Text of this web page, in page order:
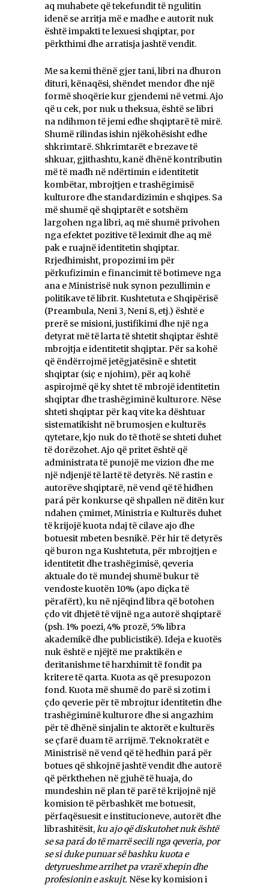
aq muhabete që tekefundit të ngulitin
idenë se arritja më e madhe e autorit nuk
është impakti te lexuesi shqiptar, por
përkthimi dhe arratisja jashtë vendit.
Me sa kemi thënë gjer tani, libri na dhuron
dituri, kënaqësi, shëndet mendor dhe një
formë shoqërie kur gjendemi në vetmi. Ajo
që u cek, por nuk u theksua, është se libri
na ndihmon të jemi edhe shqiptarë të mirë.
Shumë rilindas ishin njëkohësisht edhe
shkrimtarë. Shkrimtarët e brezave të
shkuar, gjithashtu, kanë dhënë kontributin
më të madh në ndërtimin e identitetit
kombëtar, mbrojtjen e trashëgimisë
kulturore dhe standardizimin e shqipes. Sa
më shumë që shqiptarët e sotshëm
largohen nga libri, aq më shumë privohen
nga efektet pozitive të leximit dhe aq më
pak e ruajnë identitetin shqiptar.
Rrjedhimisht, propozimi im për
përkufizimin e financimit të botimeve nga
ana e Ministrisë nuk synon pezullimin e
politikave të librit. Kushtetuta e Shqipërisë
(Preambula, Neni 3, Neni 8, etj.) është e
prerë se misioni, justifikimi dhe një nga
detyrat më të larta të shtetit shqiptar është
mbrojtja e identitetit shqiptar. Për sa kohë
që ëndërrojmë jetëgjatësinë e shtetit
shqiptar (siç e njohim), për aq kohë
aspirojmë që ky shtet të mbrojë identitetin
shqiptar dhe trashëgiminë kulturore. Nëse
shteti shqiptar për kaq vite ka dështuar
sistematikisht në brumosjen e kulturës
qytetare, kjo nuk do të thotë se shteti duhet
të dorëzohet. Ajo që pritet është që
administrata të punojë me vizion dhe me
një ndjenjë të lartë të detyrës. Në rastin e
autorëve shqiptarë, në vend që të hidhen
pará për konkurse që shpallen në ditën kur
ndahen çmimet, Ministria e Kulturës duhet
të krijojë kuota ndaj të cilave ajo dhe
botuesit mbeten besnikë. Për hir të detyrës
që buron nga Kushtetuta, për mbrojtjen e
identitetit dhe trashëgimisë, qeveria
aktuale do të mundej shumë bukur të
vendoste kuotën 10% (apo diçka të
përafërt), ku në njëqind libra që botohen
çdo vit dhjetë të vijnë nga autorë shqiptarë
(psh. 1% poezi, 4% prozë, 5% libra
akademikë dhe publicistikë). Ideja e kuotës
nuk është e njëjtë me praktikën e
deritanishme të harxhimit të fondit pa
kritere të qarta. Kuota as që presupozon
fond. Kuota më shumë do parë si zotim i
çdo qeverie për të mbrojtur identitetin dhe
trashëgiminë kulturore dhe si angazhim
për të dhënë sinjalin te aktorët e kulturës
se çfarë duam të arrijmë. Teknokratët e
Ministrisë në vend që të hedhin pará për
botues që shkojnë jashtë vendit dhe autorë
që përkthehen në gjuhë të huaja, do
mundeshin në plan të parë të krijojnë një
komision të përbashkët me botuesit,
përfaqësuesit e institucioneve, autorët dhe
librashitësit,ku ajo që diskutohet nuk është
se sa pará do të marrë secili nga qeveria, por
se si duke punuar së bashku kuota e
detyrueshme arrihet pa vrarë xhepin dhe
profesionin e askujt. Nëse ky komision i